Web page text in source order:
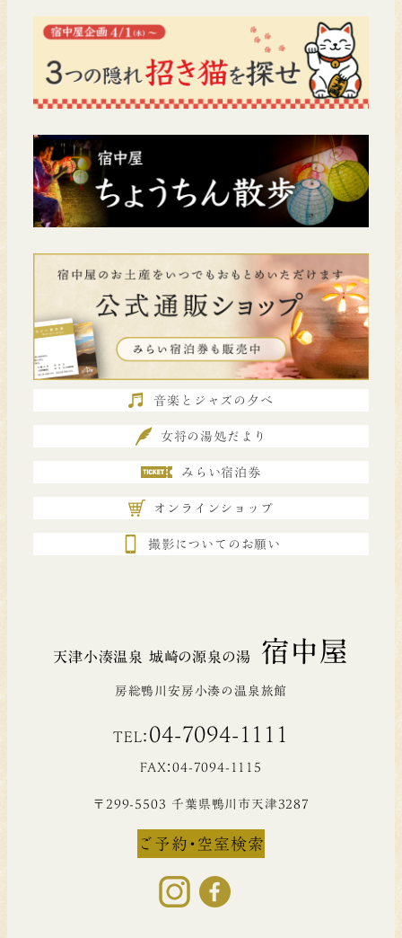
音楽とジャズの夕べ
女将の湯処だより
みらい宿泊券
オンラインショップ
撮影についてのお願い
天津小湊温泉 城崎の源泉の湯 宿中屋
房総鴨川安房小湊の温泉旅館
TEL： 04-7094-1111
FAX：04-7094-1115
〒299-5503 千葉県鴨川市天津3287
ご予約・空室検索